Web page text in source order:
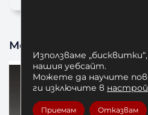
Може да харесате също
Използваме
нашия уебсайт.
Можете да научите
ги изключите в
Приемам Отказвам